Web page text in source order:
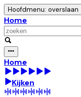
Hoofdmenu: overslaan
Home
Home
Kijken